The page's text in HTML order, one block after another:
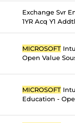
Exchange Svr
1YR Acq Y1
MICROSOFT
Open Value
MICROSOFT
Education -